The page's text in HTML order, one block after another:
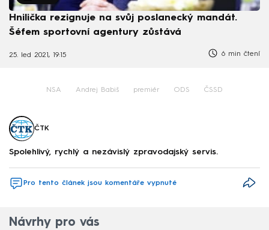
Hnilička rezignuje na svůj poslanecký mandát.
Šéfem sportovní agentury zůstává
25. led 2021, 19:15 6 min čtení
NSA Andrej Babiš premiér ODS ČSSD
ČTK
Spolehlivý, rychlý a nezávislý zpravodajský servis.
Pro tento článek jsou komentáře vypnuté
Návrhy pro vás